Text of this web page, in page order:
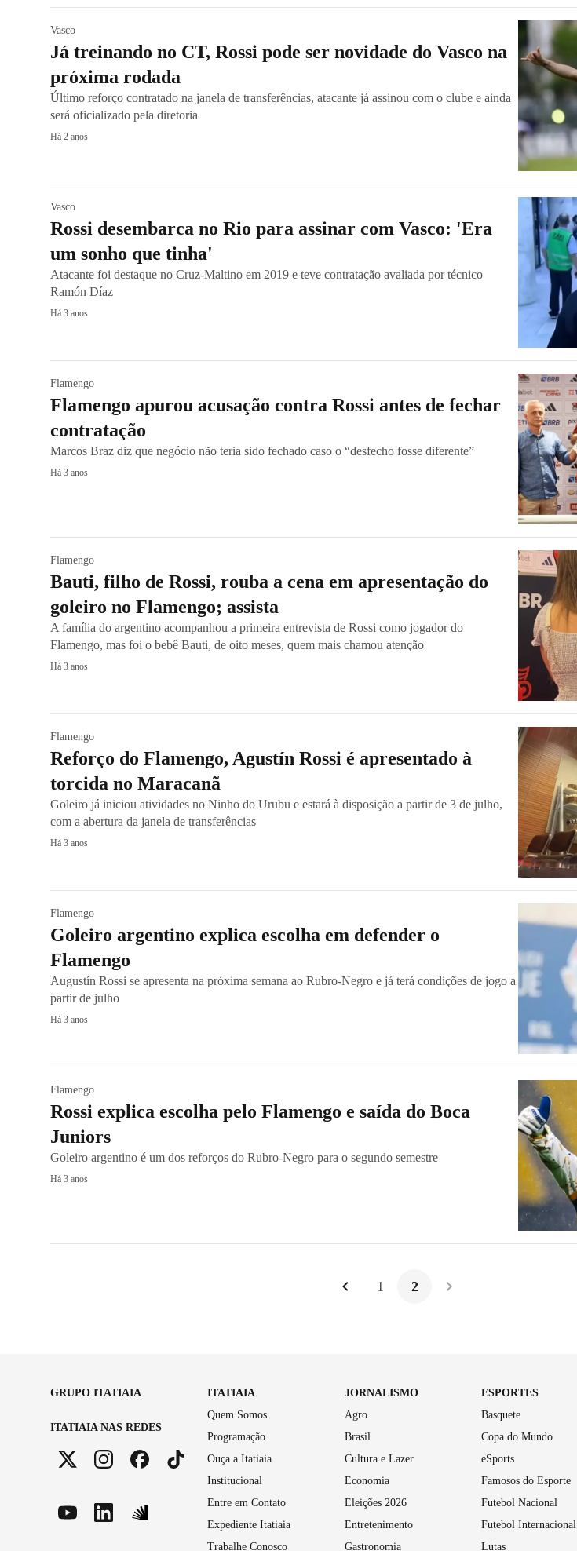
Vasco
Já treinando no CT, Rossi pode ser novidade do Vasco na
próxima rodada
Último reforço contratado na janela de transferências, atacante já assinou com o clube e ainda
será oficializado pela diretoria
Há 2 anos
Vasco
Rossi desembarca no Rio para assinar com Vasco: 'Era
um sonho que tinha'
Atacante foi destaque no Cruz-Maltino em 2019 e teve contratação avaliada por técnico
Ramón Díaz
Há 3 anos
Flamengo
Flamengo apurou acusação contra Rossi antes de fechar
contratação
Marcos Braz diz que negócio não teria sido fechado caso o “desfecho fosse diferente”
Há 3 anos
Flamengo
Bauti, filho de Rossi, rouba a cena em apresentação do
goleiro no Flamengo; assista
A família do argentino acompanhou a primeira entrevista de Rossi como jogador do
Flamengo, mas foi o bebê Bauti, de oito meses, quem mais chamou atenção
Há 3 anos
Flamengo
Reforço do Flamengo, Agustín Rossi é apresentado à
torcida no Maracanã
Goleiro já iniciou atividades no Ninho do Urubu e estará à disposição a partir de 3 de julho,
com a abertura da janela de transferências
Há 3 anos
Flamengo
Goleiro argentino explica escolha em defender o
Flamengo
Augustín Rossi se apresenta na próxima semana ao Rubro-Negro e já terá condições de jogo a
partir de julho
Há 3 anos
Flamengo
Rossi explica escolha pelo Flamengo e saída do Boca
Juniors
Goleiro argentino é um dos reforços do Rubro-Negro para o segundo semestre
Há 3 anos
1 2
GRUPO ITATIAIA
ITATIAIA NAS REDES
ITATIAIA
Quem Somos
Programação
Ouça a Itatiaia
Institucional
Entre em Contato
Expediente Itatiaia
Trabalhe Conosco
JORNALISMO
Agro
Brasil
Cultura e Lazer
Economia
Eleições 2026
Entretenimento
Gastronomia
ESPORTES
Basquete
Copa do Mundo
eSports
Famosos do Esporte
Futebol Nacional
Futebol Internacional
Lutas